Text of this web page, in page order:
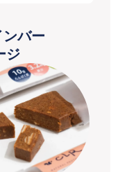
バー
ジ